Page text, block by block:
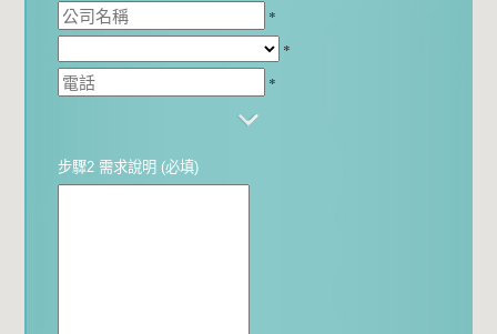
*
*
*
步驟2 需求說明 (必填)